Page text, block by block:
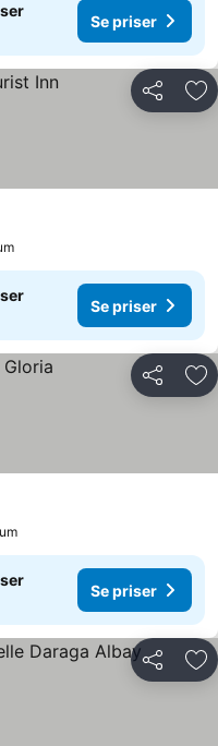
Se priser
Del
Se priser
Del
Se priser
Del